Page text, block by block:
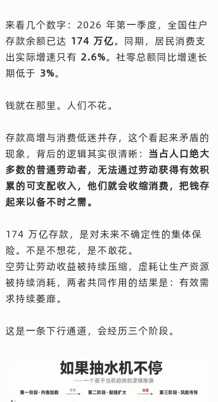
来看几个数字：2026 年第一季度，全国住户
存款余额已达 174 万亿。同期，居民消费支
出实际增速只有 2.6%。社零总额同比增速长
期低于 3%。
钱就在那里。人们不花。
存款高增与消费低迷并存，这个看起来矛盾的
现象，背后的逻辑其实很清晰： 当占人口绝大
多数的普通劳动者，无法通过劳动获得有效积
累的可支配收入，他们就会收缩消费，把钱存
起来以备不时之需。
174 万亿存款，是对未来不确定性的集体保
险。不是不想花，是不敢花。
空劳让劳动收益被持续压缩，虚耗让生产资源
被持续消耗，两者共同作用的结果是：有效需
求持续萎靡。
这是一条下行通道，会经历三个阶段。